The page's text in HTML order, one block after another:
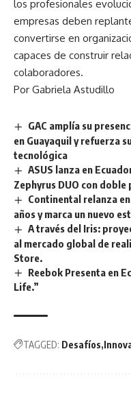
los profesionales
empresas deben
convertirse en
capaces de construir
colaboradores.
Por Gabriela Astudillo
GAC amplía su
en Guayaquil y refuerza
tecnológica
ASUS lanza en
Zephyrus DUO con doble
Continental relanza
años y marca un nuevo
A través del Iris:
al mercado global de
Store.
Reebok Presenta en
Life.”
TAGGED: Desafíos